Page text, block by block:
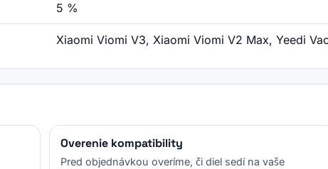
5 %
Xiaomi Viomi V3, Xiaomi Viomi V2 Max, Yeedi
Overenie kompatibility
Pred objednávkou overíme, či diel sedí na vaše